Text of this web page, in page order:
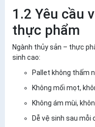
1.2 Yêu cầu
thực phẩm
Ngành thủy sản – thực
sinh cao:
Pallet không thấm
Không mối mọt,
Không ám mùi,
Dễ vệ sinh sau mỗi